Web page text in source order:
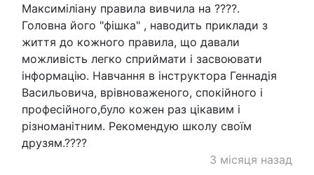
Максиміліану правила вивчила на ????.
Головна його "фішка" , наводить приклади з
життя до кожного правила, що давали
можливість легко сприймати і засвоювати
інформацію. Навчання в інструктора Геннадія
Васильовича, врівноваженого, спокійного і
професійного,було кожен раз цікавим і
різноманітним. Рекомендую школу своїм
друзям.????
3 місяця назад